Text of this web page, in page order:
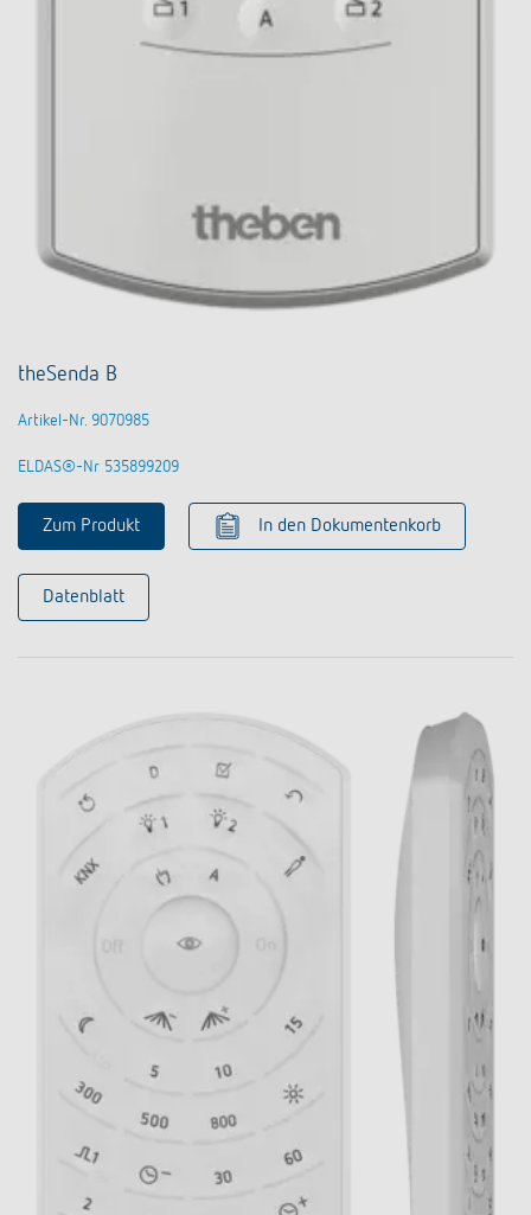
theSenda B
Artikel-Nr. 9070985
ELDAS®-Nr 535899209
Zum Produkt In den Dokumentenkorb
Datenblatt